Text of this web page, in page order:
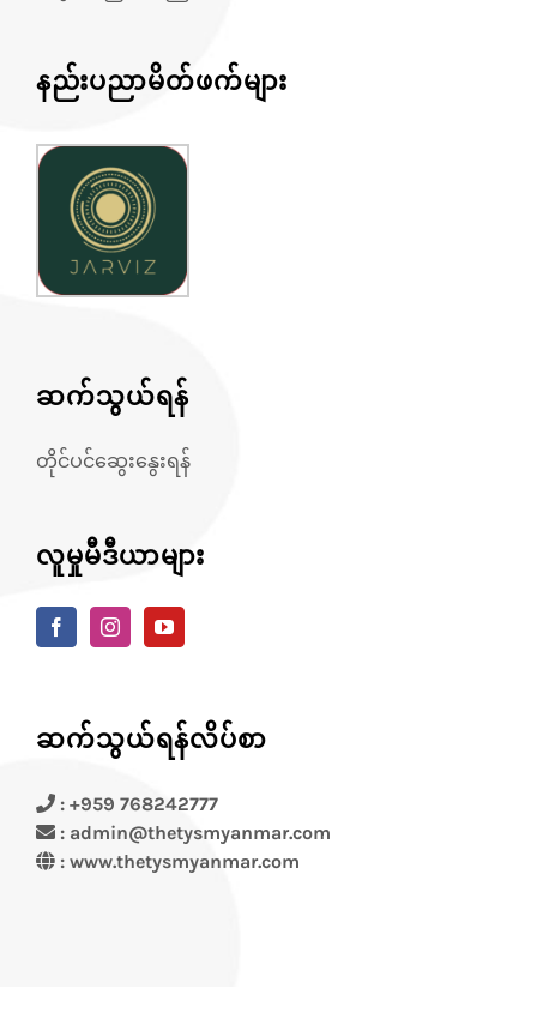
နည်းပညာမိတ်ဖက်များ
ဆက်သွယ်ရန်
တိုင်ပင်ဆွေးနွေးရန်
လူမှုမီဒီယာများ
ဆက်သွယ်ရန်လိပ်စာ
: +959 768242777
: admin@thetysmyanmar.com
: www.thetysmyanmar.com